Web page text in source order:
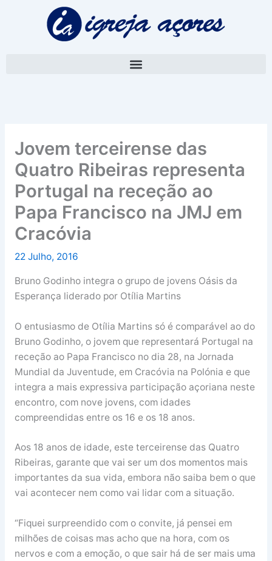
Jovem terceirense das
Quatro Ribeiras representa
Portugal na receção ao
Papa Francisco na JMJ em
Cracóvia
22 Julho, 2016
Bruno Godinho integra o grupo de jovens Oásis da
Esperança liderado por Otília Martins
O entusiasmo de Otília Martins só é comparável ao do
Bruno Godinho, o jovem que representará Portugal na
receção ao Papa Francisco no dia 28, na Jornada
Mundial da Juventude, em Cracóvia na Polónia e que
integra a mais expressiva participação açoriana neste
encontro, com nove jovens, com idades
compreendidas entre os 16 e os 18 anos.
Aos 18 anos de idade, este terceirense das Quatro
Ribeiras, garante que vai ser um dos momentos mais
importantes da sua vida, embora não saiba bem o que
vai acontecer nem como vai lidar com a situação.
“Fiquei surpreendido com o convite, já pensei em
milhões de coisas mas acho que na hora, com os
nervos e com a emoção, o que sair há de ser mais uma